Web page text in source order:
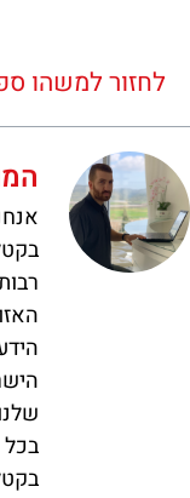
לחזור למשהו
בכל